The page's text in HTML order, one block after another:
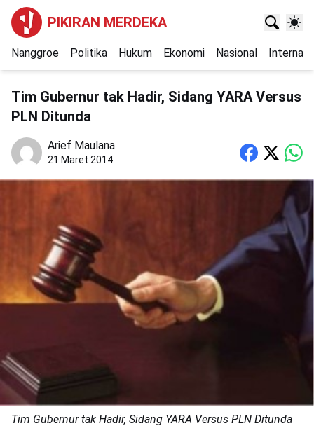
PIKIRAN MERDEKA
Nanggroe Politika Hukum Ekonomi Nasional
Tim Gubernur tak Hadir, Sidang YARA Versus
PLN Ditunda
Arief Maulana
21 Maret 2014
Tim Gubernur tak Hadir, Sidang YARA Versus PLN Ditunda